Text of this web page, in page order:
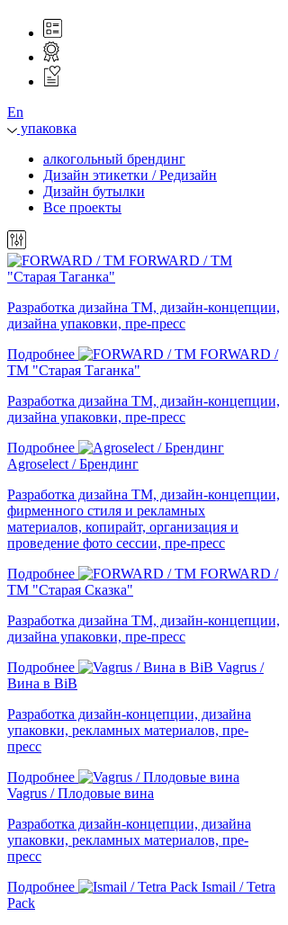
En
упаковка
алкогольный брендинг
Дизайн этикетки / Редизайн
Дизайн бутылки
Все проекты
FORWARD / ТМ
"Старая Таганка"
Разработка дизайна ТМ, дизайн-концепции,
дизайна упаковки, пре-пресс
Подробнее
FORWARD /
ТМ "Старая Таганка"
Разработка дизайна ТМ, дизайн-концепции,
дизайна упаковки, пре-пресс
Подробнее
Agroselect / Брендинг
Разработка дизайна ТМ, дизайн-концепции,
фирменного стиля и рекламных
материалов, копирайт, организация и
проведение фото сессии, пре-пресс
Подробнее
FORWARD /
ТМ "Старая Сказка"
Разработка дизайна ТМ, дизайн-концепции,
дизайна упаковки, пре-пресс
Подробнее
Vagrus /
Вина в BiB
Разработка дизайн-концепции, дизайна
упаковки, рекламных материалов, пре-
пресс
Подробнее
Vagrus / Плодовые вина
Разработка дизайн-концепции, дизайна
упаковки, рекламных материалов, пре-
пресс
Подробнее
Ismail / Tetra
Pack